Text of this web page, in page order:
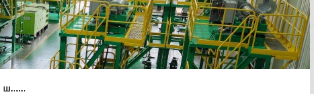
ш......